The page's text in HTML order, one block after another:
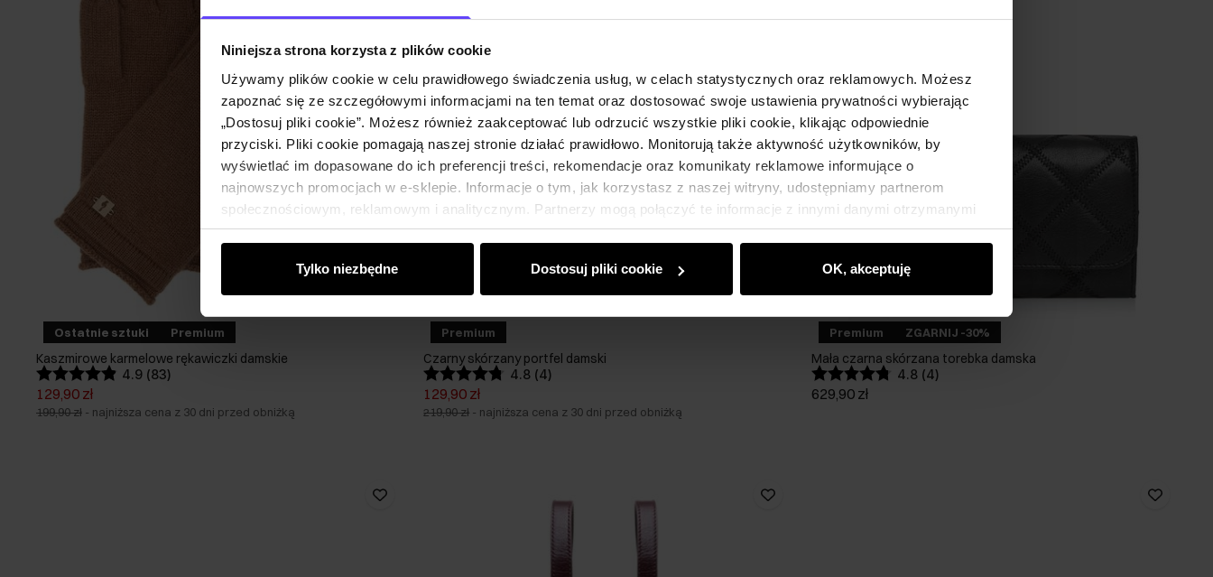
Niniejsza strona korzysta z plików cookie
Używamy plików cookie w celu prawidłowego świadczenia usług, w celach statystycznych oraz reklamowych. Możesz
zapoznać się ze szczegółowymi informacjami na ten temat oraz dostosować swoje ustawienia prywatności wybierając
„Dostosuj pliki cookie”. Możesz również zaakceptować lub odrzucić wszystkie pliki cookie, klikając odpowiednie
przyciski. Pliki cookie pomagają naszej stronie działać prawidłowo. Monitorują także aktywność użytkowników, by
wyświetlać im dopasowane do ich preferencji treści, rekomendacje oraz komunikaty reklamowe informujące o
najnowszych promocjach w e-sklepie. Informacje o tym, jak korzystasz z naszej witryny, udostępniamy partnerom
społecznościowym, reklamowym i analitycznym. Partnerzy mogą połączyć te informacje z innymi danymi otrzymanymi
od Ciebie lub uzyskanymi podczas korzystania z ich usług.
Tylko niezbędne Dostosuj pliki cookie OK, akceptuję
Ostatnie sztuki Premium
Kaszmirowe karmelowe rękawiczki damskie
4.9 (83)
129,90 zł
199,90 zł - najniższa cena z 30 dni przed obniżką
Premium
Czarny skórzany portfel damski
4.8 (4)
129,90 zł
219,90 zł - najniższa cena z 30 dni przed obniżką
Premium ZGARNIJ -30%
Mała czarna skórzana torebka damska
4.8 (4)
629,90 zł